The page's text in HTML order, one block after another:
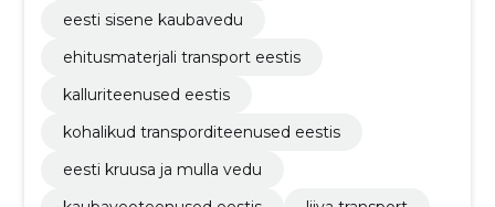
eesti sisene kaubavedu
ehitusmaterjali transport eestis
kalluriteenused eestis
kohalikud transporditeenused eestis
eesti kruusa ja mulla vedu